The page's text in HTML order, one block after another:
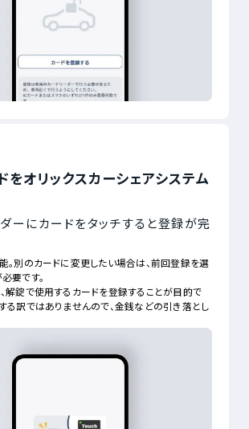
をオリックスカーシェアシステム
ーにカードをタッチすると登録が完
別のカードに変更したい場合は、前回登録を選
要です。
解錠で使用するカードを登録することが目的で
る訳ではありませんので、金銭などの引き落とし